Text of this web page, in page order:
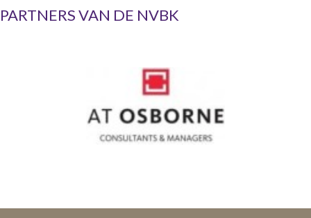
PARTNERS VAN DE NVBK